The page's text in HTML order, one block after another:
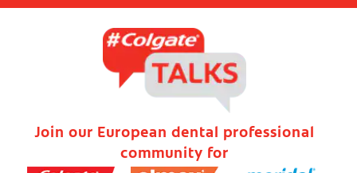
Join our European dental professional
community for